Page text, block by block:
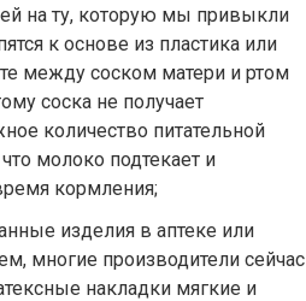
на ту, которую мы привыкли
к основе из пластика или
между соском матери и ртом
соска не получает
количество питательной
молоко подтекает и
кормления;
изделия в аптеке или
многие производители сейчас
накладки мягкие и